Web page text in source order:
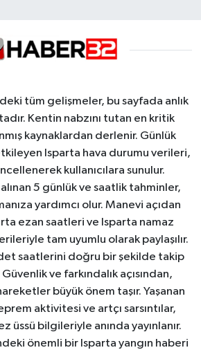
tüm gelişmeler, bu sayfada anlık
Kentin nabzını tutan en kritik
kaynaklardan derlenir. Günlük
Isparta hava durumu verileri,
kullanıcılara sunulur.
5 günlük ve saatlik tahminler,
yardımcı olur. Manevi açıdan
ezan saatleri ve Isparta namaz
tam uyumlu olarak paylaşılır.
saatlerini doğru bir şekilde takip
ve farkındalık açısından,
büyük önem taşır. Yaşanan
aktivitesi ve artçı sarsıntılar,
üssü bilgileriyle anında yayınlanır.
önemli bir Isparta yangın haberi